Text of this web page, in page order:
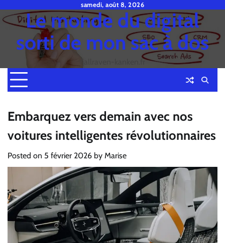
to
content
samedi, août 8, 2026
Le monde du digital
sorti de mon sac à dos
fjallraven-kanken.fr
Embarquez vers demain avec nos
voitures intelligentes révolutionnaires
Posted on 5 février 2026 by Marise